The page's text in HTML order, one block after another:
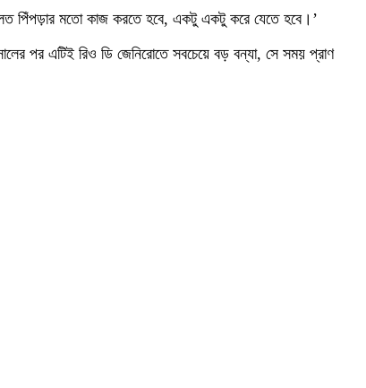
মূলত পিঁপড়ার মতো কাজ করতে হবে, একটু একটু করে যেতে হবে।’
পর এটিই রিও ডি জেনিরোতে সবচেয়ে বড় বন্যা, সে সময় প্রাণ